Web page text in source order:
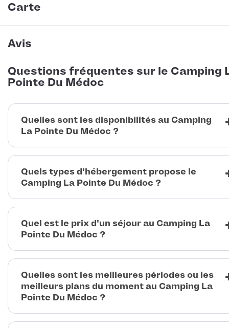
Carte
Avis
Questions fréquentes sur le Camping
Pointe Du Médoc
Quelles sont les disponibilités au Camping
La Pointe Du Médoc ?
Quels types d'hébergement propose le
Camping La Pointe Du Médoc ?
Quel est le prix d'un séjour au Camping La
Pointe Du Médoc ?
Quelles sont les meilleures périodes ou les
meilleurs plans du moment au Camping La
Pointe Du Médoc ?